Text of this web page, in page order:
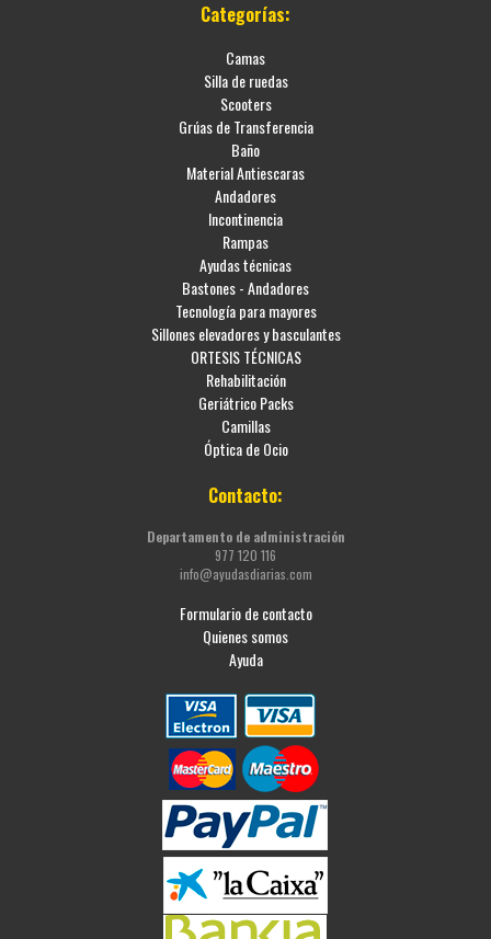
Categorías:
Camas
Silla de ruedas
Scooters
Grúas de Transferencia
Baño
Material Antiescaras
Andadores
Incontinencia
Rampas
Ayudas técnicas
Bastones - Andadores
Tecnología para mayores
Sillones elevadores y basculantes
ORTESIS TÉCNICAS
Rehabilitación
Geriátrico Packs
Camillas
Óptica de Ocio
Contacto:
Departamento de administración
977 120 116
info@ayudasdiarias.com
Formulario de contacto
Quienes somos
Ayuda